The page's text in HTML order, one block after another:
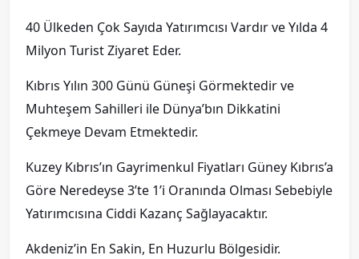
40 Ülkeden Çok Sayıda Yatırımcısı Vardır ve Yılda 4
Milyon Turist Ziyaret Eder.
Kıbrıs Yılın 300 Günü Güneşi Görmektedir ve
Muhteşem Sahilleri ile Dünya’bın Dikkatini
Çekmeye Devam Etmektedir.
Kuzey Kıbrıs’ın Gayrimenkul Fiyatları Güney Kıbrıs’a
Göre Neredeyse 3’te 1’i Oranında Olması Sebebiyle
Yatırımcısına Ciddi Kazanç Sağlayacaktır.
Akdeniz’in En Sakin, En Huzurlu Bölgesidir.